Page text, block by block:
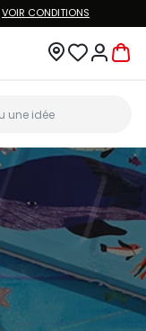
VOIR CONDITIONS